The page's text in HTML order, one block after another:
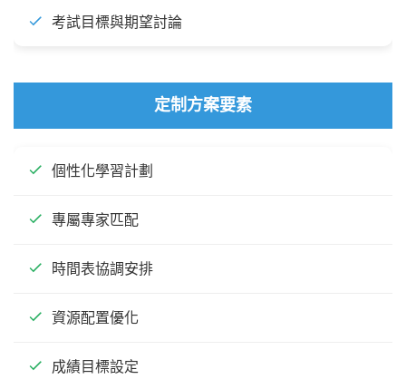
考試目標與期望討論
定制方案要素
個性化學習計劃
專屬專家匹配
時間表協調安排
資源配置優化
成績目標設定